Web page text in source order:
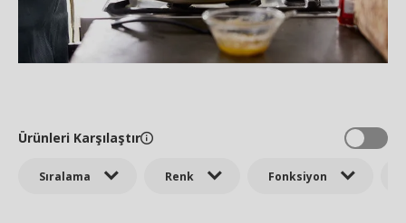
Sıralama Renk Fonksiyon
Ürünleri Karşılaştır